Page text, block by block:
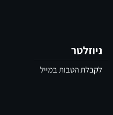
ניוזלטר
לקבלת הטבות במייל